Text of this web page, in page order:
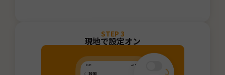
STEP 3
現地で設定オン